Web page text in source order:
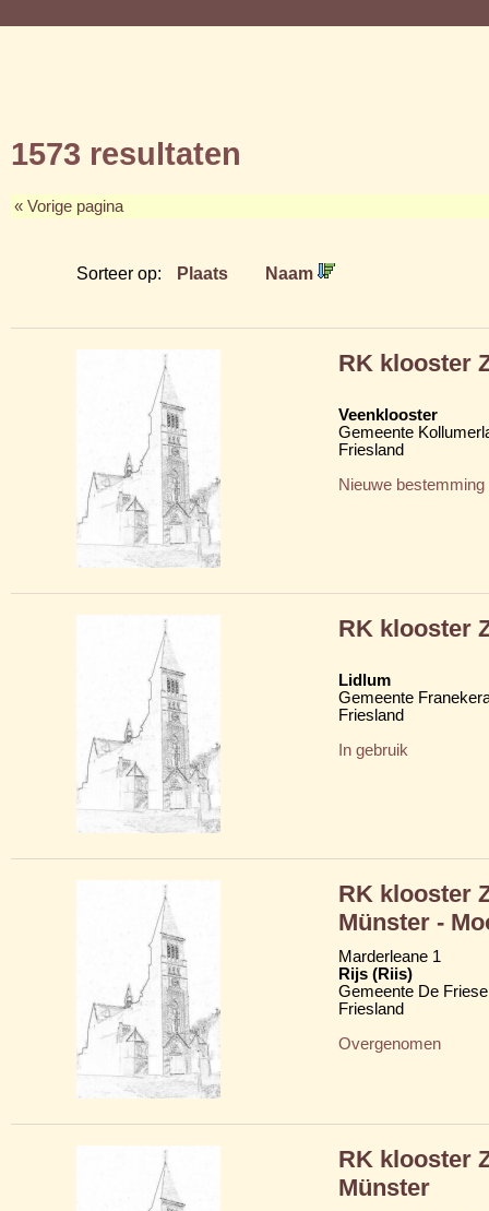
1573 resultaten
« Vorige pagina
Sorteer op: Plaats Naam
RK klooster
Veenklooster
Gemeente
Friesland
Nieuwe bestemming
RK klooster
Lidlum
Gemeente
Friesland
In gebruik
RK klooster
Münster -
Marderleane 1
Rijs (Riis)
Gemeente De
Friesland
Overgenomen
RK klooster
Münster